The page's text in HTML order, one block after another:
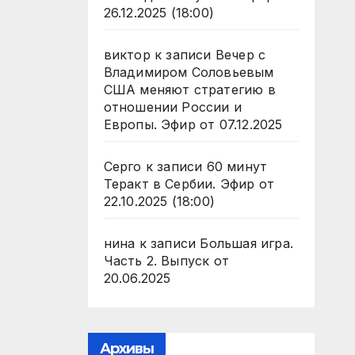
26.12.2025 (18:00)
виктор к записи Вечер с
Владимиром Соловьевым
США меняют стратегию в
отношении России и
Европы. Эфир от 07.12.2025
Серго к записи 60 минут
Теракт в Сербии. Эфир от
22.10.2025 (18:00)
нина к записи Большая игра.
Часть 2. Выпуск от
20.06.2025
Архивы